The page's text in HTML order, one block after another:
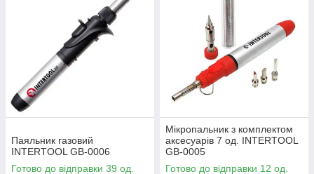
Паяльник газовий
INTERTOOL GB-0006
Готово до відправки 39 од.
Мікропальник з комплектом
аксесуарів 7 од. INTERTOOL
GB-0005
Готово до відправки 12 од.